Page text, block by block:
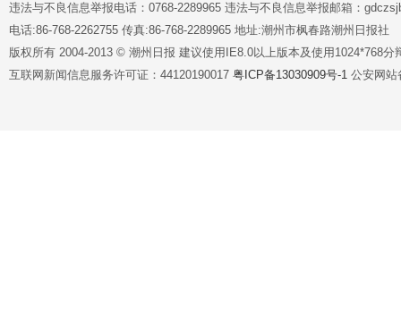
违法与不良信息举报电话：0768-2289965 违法与不良信息举报邮箱：
电话:86-768-2262755 传真:86-768-2289965 地址:潮州市枫春路潮州日报社
版权所有 2004-2013 © 潮州日报 建议使用IE8.0以上版本及使用1024*768分
互联网新闻信息服务许可证：44120190017 粤ICP备13030909号-1 公安网站